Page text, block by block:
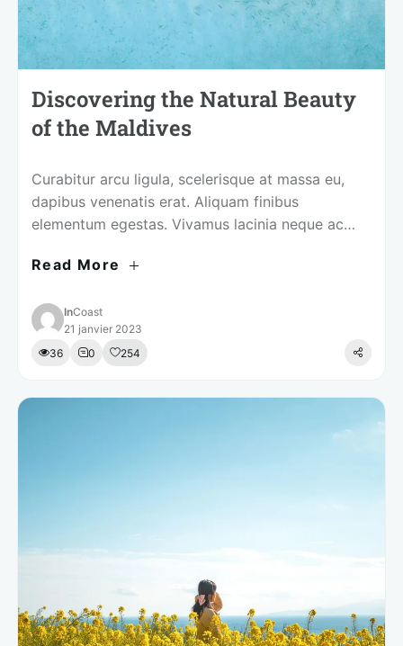
Discovering the Natural Beauty
of the Maldives
Curabitur arcu ligula, scelerisque at massa eu,
dapibus venenatis erat. Aliquam finibus
elementum egestas. Vivamus lacinia neque ac
Read More
InCoast
21 janvier 2023
36
0 254